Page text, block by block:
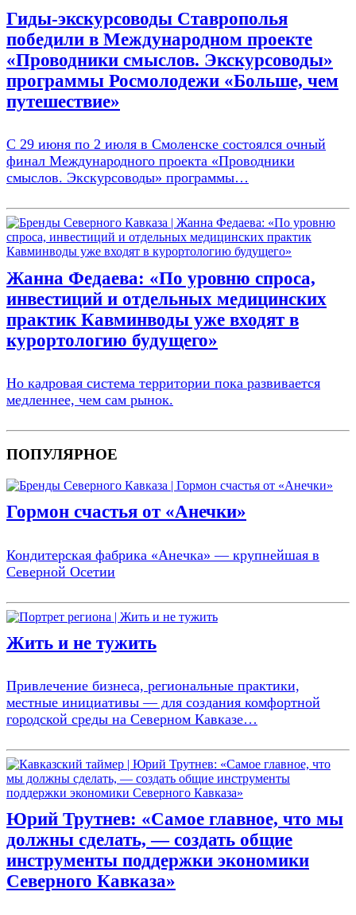
Гиды-экскурсоводы Ставрополья
победили в Международном проекте
«Проводники смыслов. Экскурсоводы»
программы Росмолодежи «Больше, чем
путешествие»
С 29 июня по 2 июля в Смоленске состоялся очный
финал Международного проекта «Проводники
смыслов. Экскурсоводы» программы…
Жанна Федаева: «По уровню спроса,
инвестиций и отдельных медицинских
практик Кавминводы уже входят в
курортологию будущего»
Но кадровая система территории пока развивается
медленнее, чем сам рынок.
ПОПУЛЯРНОЕ
Гормон счастья от «Анечки»
Кондитерская фабрика «Анечка» — крупнейшая в
Северной Осетии
Жить и не тужить
Привлечение бизнеса, региональные практики,
местные инициативы — для создания комфортной
городской среды на Северном Кавказе…
Юрий Трутнев: «Самое главное, что мы
должны сделать, — создать общие
инструменты поддержки экономики
Северного Кавказа»